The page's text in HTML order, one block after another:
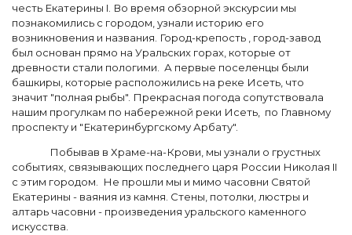
честь Екатерины I. Во время обзорной экскурсии мы
познакомились с городом, узнали историю его
возникновения и названия. Город-крепость , город-завод
был основан прямо на Уральских горах, которые от
древности стали пологими. А первые поселенцы были
башкиры, которые расположились на реке Исеть, что
значит "полная рыбы". Прекрасная погода сопутствовала
нашим прогулкам по набережной реки Исеть, по Главному
проспекту и "Екатеринбургскому Арбату".
Побывав в Храме-на-Крови, мы узнали о грустных
событиях, связывающих последнего царя России Николая II
c этим городом. Не прошли мы и мимо часовни Святой
Екатерины - ваяния из камня. Стены, потолки, люстры и
алтарь часовни - произведения уральского каменного
искусства.